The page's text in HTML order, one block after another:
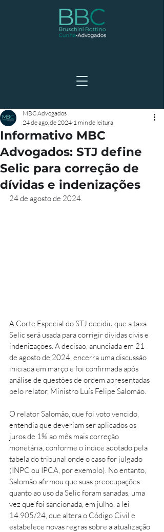
Informativo MBC
Advogados: STJ define
Selic para correção de
dívidas e indenizações
MBC Advogados
24 de ago. de 2024 1 min de leitura
24 de agosto de 2024.
A Corte Especial do STJ decidiu que a taxa
Selic será usada para corrigir dívidas civis e
indenizações. A decisão, anunciada em 21
de agosto de 2024, encerra uma discussão
iniciada em março e foi confirmada após
análise de questões de ordem apresentadas
pelo relator, Ministro Luís Felipe Salomão.
O relator Salomão, que foi voto vencido,
entendia que deveriam ser aplicados os
juros de 1% ao mês mais correção
monetária, conforme o índice adotado pela
tabela do tribunal onde o caso for julgado
(INPC ou IPCA, por exemplo). No entanto,
Salomão afirmou que suas preocupações
quanto ao uso da Selic foram sanadas, uma
vez que foi sancionada, em julho, a lei
14.905/24, que altera o Código Civil e
estabelece novas regras sobre a atualização